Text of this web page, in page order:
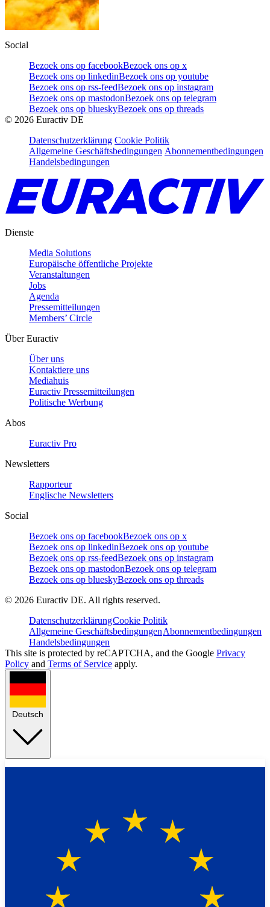
Social
Bezoek ons op facebookBezoek ons op x
Bezoek ons op linkedinBezoek ons op youtube
Bezoek ons op rss-feedBezoek ons op instagram
Bezoek ons op mastodonBezoek ons op telegram
Bezoek ons op blueskyBezoek ons op threads
© 2026 Euractiv DE
Datenschutzerklärung Cookie Politik
Allgemeine Geschäftsbedingungen Abonnementbedingungen
Handelsbedingungen
Dienste
Media Solutions
Europäische öffentliche Projekte
Veranstaltungen
Jobs
Agenda
Pressemitteilungen
Members’ Circle
Über Euractiv
Über uns
Kontaktiere uns
Mediahuis
Euractiv Pressemitteilungen
Politische Werbung
Abos
Euractiv Pro
Newsletters
Rapporteur
Englische Newsletters
Social
Bezoek ons op facebookBezoek ons op x
Bezoek ons op linkedinBezoek ons op youtube
Bezoek ons op rss-feedBezoek ons op instagram
Bezoek ons op mastodonBezoek ons op telegram
Bezoek ons op blueskyBezoek ons op threads
© 2026 Euractiv DE. All rights reserved.
DatenschutzerklärungCookie Politik
Allgemeine GeschäftsbedingungenAbonnementbedingungen
Handelsbedingungen
This site is protected by reCAPTCHA, and the Google Privacy
Policy and Terms of Service apply.
Deutsch